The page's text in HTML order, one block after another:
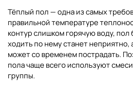
Тёплый пол — одна из самых
правильной температуре
контур слишком горячую воду, пол
ходить по нему станет
может со временем пострадать.
пола чаще всего используют
группы.